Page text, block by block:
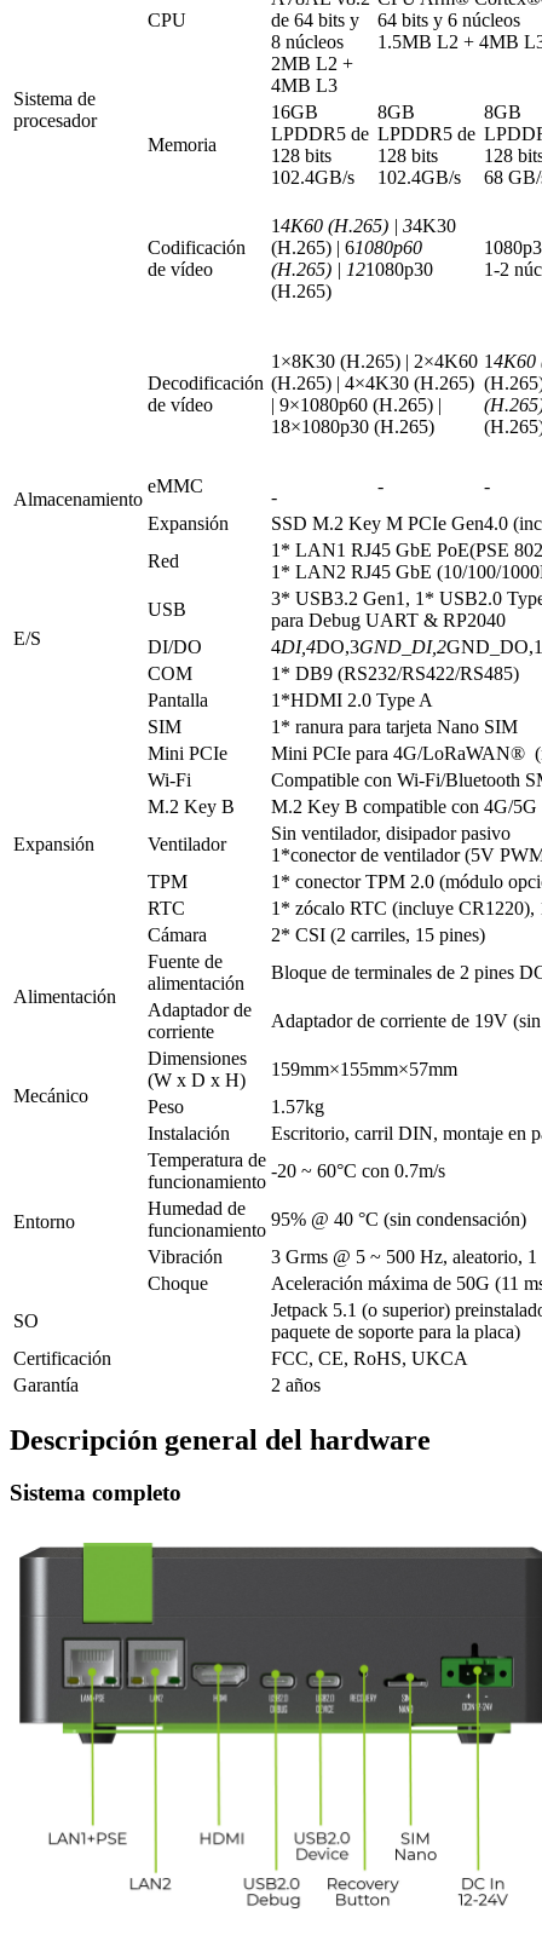
Sistema de
procesador
CPU
de 64 bits y
8 núcleos
2MB L2 +
4MB L3
64 bits y 6 núcleos
1.5MB L2 + 4MB
Memoria
16GB
LPDDR5 de
128 bits
102.4GB/s
8GB
LPDDR5 de
128 bits
102.4GB/s
8GB
128
68
Codificación
de vídeo
14K60 (H.265) | 34K30
(H.265) | 61080p60
(H.265) | 121080p30
(H.265)
1-2
Decodificación
de vídeo
1×8K30 (H.265) | 2×4K60
(H.265) | 4×4K30 (H.265)
| 9×1080p60 (H.265) |
18×1080p30 (H.265)
14K60
Almacenamiento
eMMC
-
-
-
Expansión
SSD M.2 Key M PCIe Gen4.0
E/S
Red
1* LAN1 RJ45 GbE PoE(PSE
1* LAN2 RJ45 GbE (10/100/
USB
3* USB3.2 Gen1, 1* USB2.0
para Debug UART & RP2040
DI/DO
4DI,4DO,3GND_DI,2GND_DO,1
COM
1* DB9 (RS232/RS422/RS485)
Pantalla
1*HDMI 2.0 Type A
SIM
1* ranura para tarjeta Nano SIM
Expansión
Mini PCIe
Mini PCIe para 4G/LoRaWAN®
Wi-Fi
Compatible con Wi-Fi/Bluetooth
M.2 Key B
M.2 Key B compatible con 4G/
Ventilador
Sin ventilador, disipador pasivo
1*conector de ventilador (5V
TPM
1* conector TPM 2.0 (módulo
RTC
1* zócalo RTC (incluye CR1220),
Cámara
2* CSI (2 carriles, 15 pines)
Alimentación
Fuente de
alimentación
Bloque de terminales de 2 pines
Adaptador de
corriente
Adaptador de corriente de 19V
Mecánico
Dimensiones
(W x D x H)
159mm×155mm×57mm
Peso
1.57kg
Instalación
Escritorio, carril DIN, montaje en
Entorno
Temperatura de
funcionamiento
-20 ~ 60°C con 0.7m/s
Humedad de
funcionamiento
95% @ 40 °C (sin condensación)
Vibración
3 Grms @ 5 ~ 500 Hz, aleatorio, 1
Choque
Aceleración máxima de 50G (11
SO
Jetpack 5.1 (o superior)
paquete de soporte para la placa)
Certificación
FCC, CE, RoHS, UKCA
Garantía
2 años
Descripción general del hardware
Sistema completo